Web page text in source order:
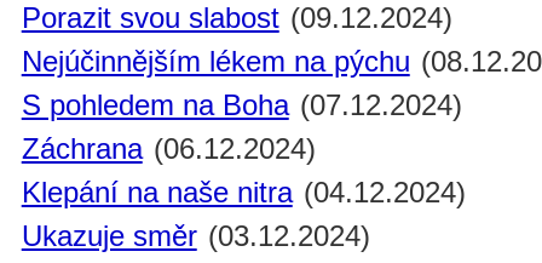
Porazit svou slabost (09.12.2024)
Nejúčinnějším lékem na pýchu
S pohledem na Boha (07.12.2024)
Záchrana (06.12.2024)
Klepání na naše nitra (04.12.2024)
Ukazuje směr (03.12.2024)